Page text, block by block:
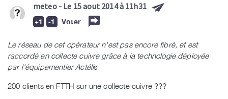
meteo- Le 15 aout 2014 à 11h31
Voter
Le réseau de cet opérateur n'est pas encore fibré, et est
raccordé en collecte cuivre grâce à la technologie déployée
par l'équipementier Actélis
200 clients en FTTH sur une collecte cuivre ???